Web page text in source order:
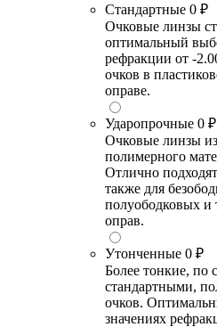
Стандартные 0 ₽
Очковые линзы
оптимальный
рефракции от -
очков в
оправе.
Ударопрочные 0 ₽
Очковые линзы
полимерного
Отлично
также для
полуободковых и
оправ.
Утонченные 0 ₽
Более тонкие, по
стандартными,
очков.
значениях